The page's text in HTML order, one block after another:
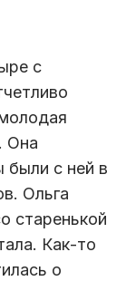
с
Она
были с ней в
Ольга
старенькой
Как-то
о